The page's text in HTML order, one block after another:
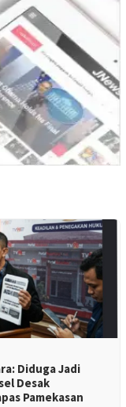
Diduga Jadi
Desak
Pamekasan